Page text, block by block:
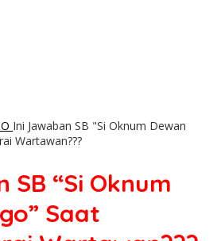
Ini Jawaban SB "Si Oknum Dewan
Wartawan???
SB “Si Oknum
Saat